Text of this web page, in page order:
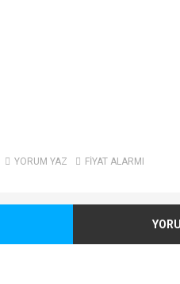
YORUM YAZ FİYAT ALARMI